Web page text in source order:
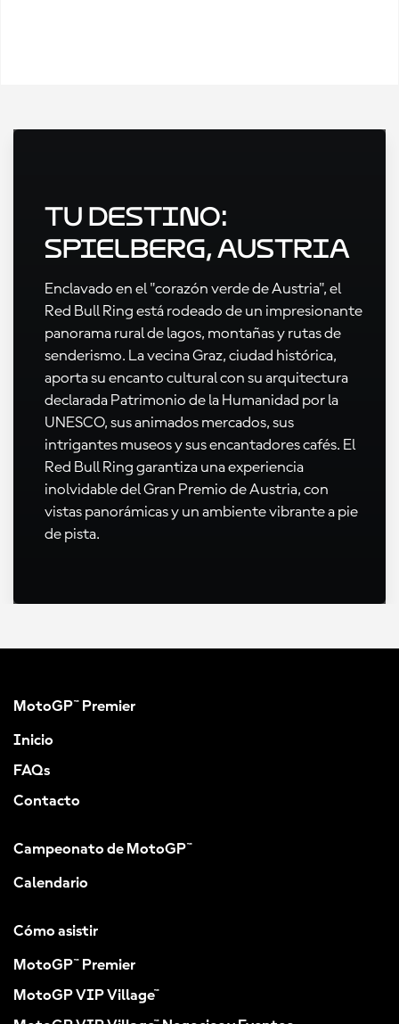
Tu destino:
Spielberg, Austria
Enclavado en el "corazón verde de Austria", el
Red Bull Ring está rodeado de un impresionante
panorama rural de lagos, montañas y rutas de
senderismo. La vecina Graz, ciudad histórica,
aporta su encanto cultural con su arquitectura
declarada Patrimonio de la Humanidad por la
UNESCO, sus animados mercados, sus
intrigantes museos y sus encantadores cafés. El
Red Bull Ring garantiza una experiencia
inolvidable del Gran Premio de Austria, con
vistas panorámicas y un ambiente vibrante a pie
de pista.
MotoGP™ Premier
Inicio
FAQs
Contacto
Campeonato de MotoGP™
Calendario
Cómo asistir
MotoGP™ Premier
MotoGP VIP Village™